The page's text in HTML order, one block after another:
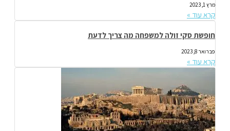
מרץ 1, 2023
קרא עוד »
חופשת סקי זולה למשפחה מה צריך לדעת
פברואר 8, 2023
קרא עוד »